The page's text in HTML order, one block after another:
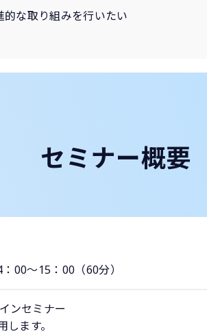
な取り組みを行いたい
セミナー概要
00～15：00（60分）
ンセミナー
ます。